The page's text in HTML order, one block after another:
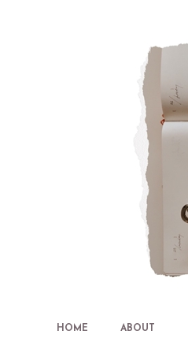
HOME ABOUT